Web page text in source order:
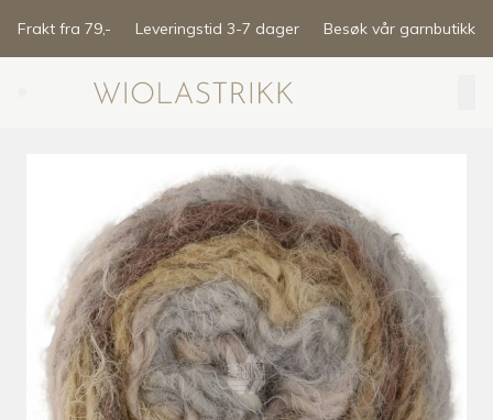
Frakt fra 79,- Leveringstid 3-7 dager Besøk vår garnbutikk
Search (⌘K)